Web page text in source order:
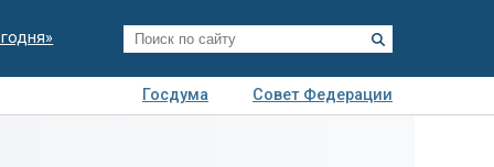
Госдума
Совет Федерации